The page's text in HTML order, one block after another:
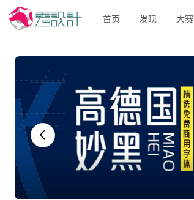
首页 发现 大赛